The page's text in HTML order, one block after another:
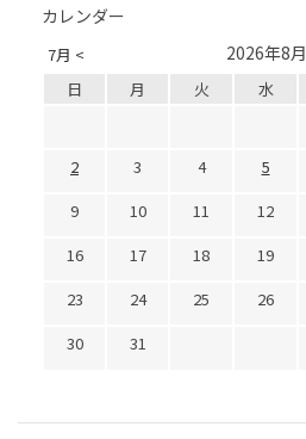
カレンダー
7月 < 2026年8月
日 月 火 水
2
3 4 5
9
10 11 12
16
17 18 19
23
24 25 26
30
31